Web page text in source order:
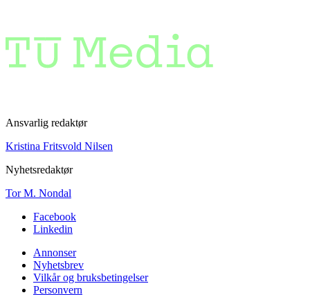
Ansvarlig redaktør
Kristina Fritsvold Nilsen
Nyhetsredaktør
Tor M. Nondal
Facebook
Linkedin
Annonser
Nyhetsbrev
Vilkår og bruksbetingelser
Personvern